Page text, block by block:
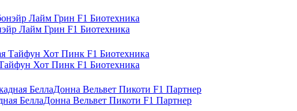
Лайм Грин F1 Биотехника
Хот Пинк F1 Биотехника
БеллаДонна Вельвет Пикоти F1 Партнер